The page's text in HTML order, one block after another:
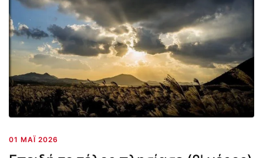
01 ΜΆΙ 2026